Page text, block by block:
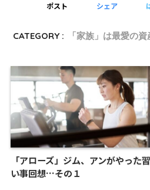
ポスト シェア
CATEGORY : 「家族」は最愛の資
「アローズ」ジム、アンがやった習
い事回想…その１